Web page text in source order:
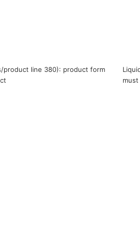
product line 380): product form